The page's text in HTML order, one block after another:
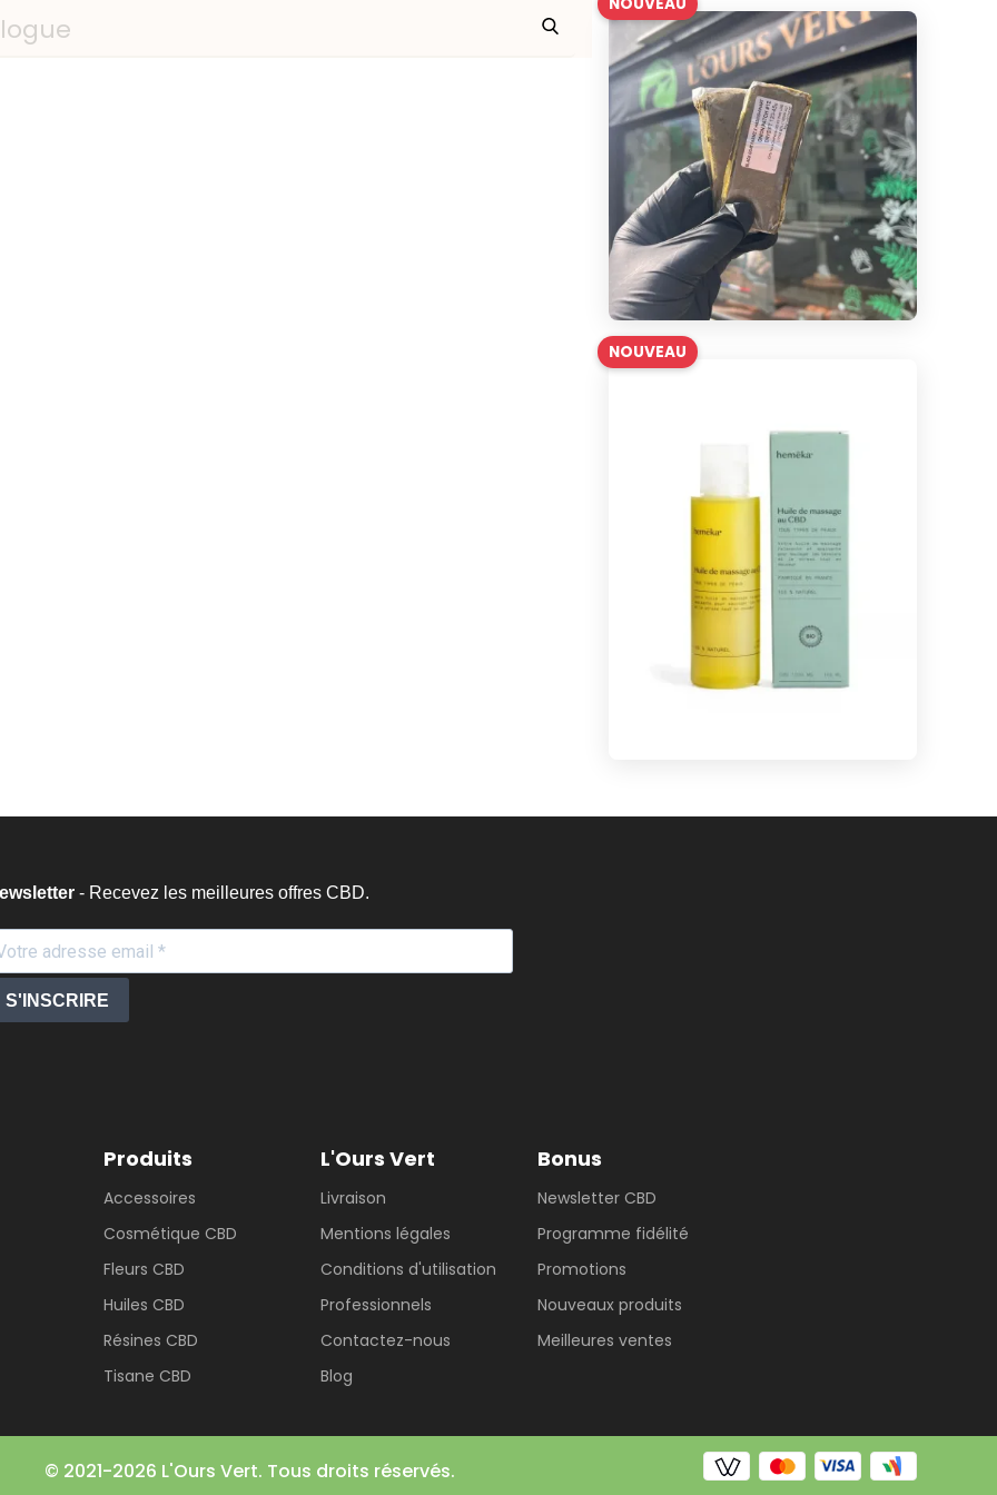
NOUVEAU
- Recevez les meilleures offres CBD.
S'INSCRIRE
Produits
Accessoires
Cosmétique CBD
Fleurs CBD
Huiles CBD
Résines CBD
Tisane CBD
L'Ours Vert
Livraison
Mentions légales
Conditions d'utilisation
Professionnels
Contactez-nous
Blog
Bonus
Newsletter CBD
Programme fidélité
Promotions
Nouveaux produits
Meilleures ventes
© 2021-2026 L'Ours Vert. Tous droits réservés.